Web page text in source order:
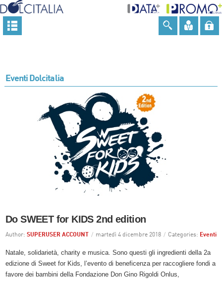
Eventi Dolcitalia
Do SWEET for KIDS 2nd edition
Author: SUPERUSER ACCOUNT / martedì 4 dicembre 2018 / Categories: Eventi
Natale, solidarietà, charity e musica. Sono questi gli ingredienti della 2a
edizione di Sweet for Kids, l’evento di beneficenza per raccogliere fondi a
favore dei bambini della Fondazione Don Gino Rigoldi Onlus,